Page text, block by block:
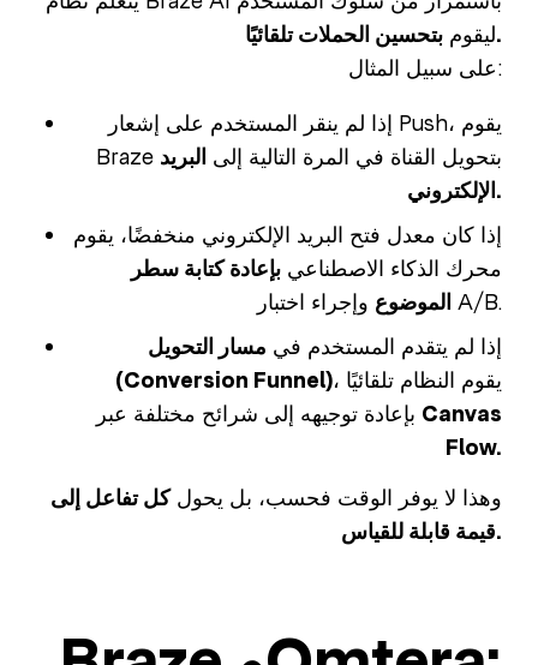
ليقومبتحسين الحملات تلقائيًا.
على سبيل المثال:
إذا لم ينقر المستخدم على إشعار Push، يقوم
Braze بتحويل القناة في المرة التالية إلى البريد
الإلكتروني.
إذا كان معدل فتح البريد الإلكتروني منخفضًا، يقوم
محرك الذكاء الاصطناعي بإعادة كتابة سطر
الموضوع وإجراء اختبار A/B.
إذا لم يتقدم المستخدم في مسار التحويل
(Conversion Funnel)، يقوم النظام تلقائيًا
Canvas
Flow.
وهذا لا يوفر الوقت فحسب، بل يحولكل تفاعل إلى
قيمة قابلة للقياس.